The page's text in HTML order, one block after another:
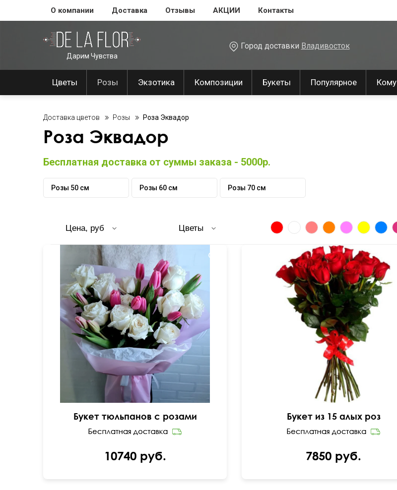
О компании Доставка Отзывы АКЦИИ Контакты
Дарим Чувства
Город доставки Владивосток
Цветы Розы Экзотика Композиции Букеты Популярное Кому
Доставка цветов Розы Роза Эквадор
Роза Эквадор
Бесплатная доставка от суммы заказа - 5000р.
Розы 50 см Розы 60 см Розы 70 см
Цена, руб Цветы
50 см 40 см
Букет тюльпанов с розами
10740 руб.
Пластиковая или атласная лента
60 см
35 см
Букет из 15 алых роз
7850 руб.